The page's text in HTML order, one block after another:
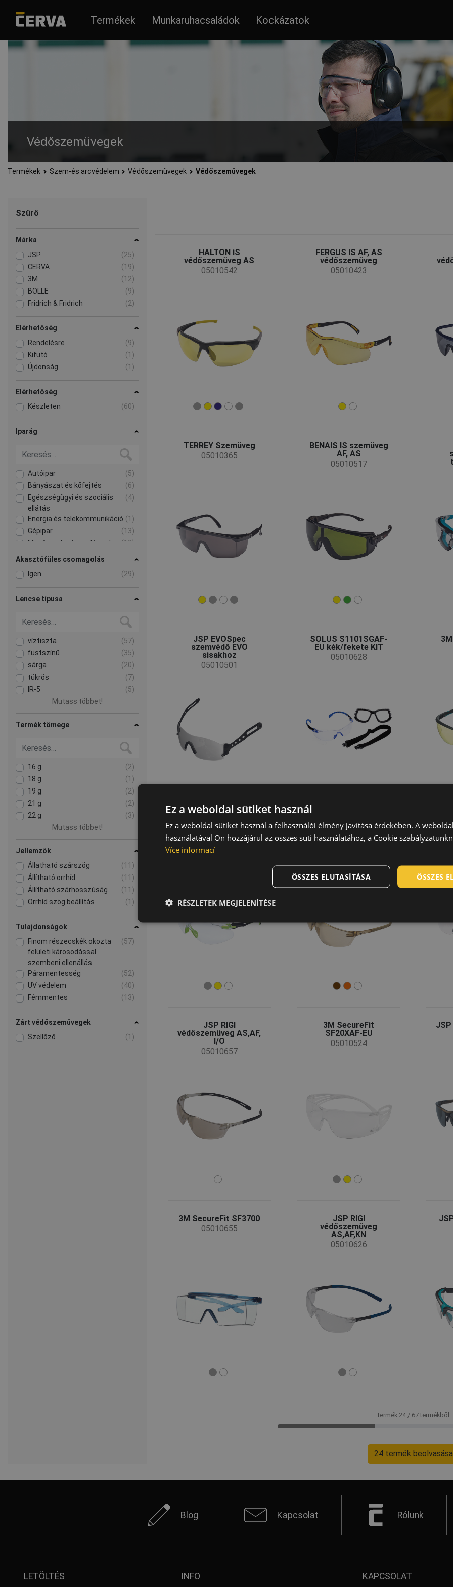
Termékek Munkaruhacsaládok Kockázatok
Védőszemüvegek
A védőszemüvegek megvédik a szemet a mechanikai sérülésektől és a veszélyes sugárzások ((UV, IR, kék fény) okozta
Termékek Szem-és arcvédelem Védőszemüvegek Védőszemüvegek
Szűrő
Márka
JSP
(25)
CERVA
(19)
3M
(12)
BOLLE
(9)
Fridrich & Fridrich
(2)
Elérhetőség
Rendelésre
(9)
Kifutó
(1)
Újdonság
(1)
Elérhetőség
Készleten
(60)
Iparág
Autóipar
(5)
Bányászat és kőfejtés
(6)
Egészségügyi és szociális
ellátás
(4)
Energia és telekommunikáció (1)
Gépipar
(13)
Mezőgazdaság, erdészet,
(12)
Nehézipar
Szállítás és logisztika
(2)
Építőipar
Akasztófüles csomagolás
Igen
(29)
Lencse típusa
víztiszta
(57)
füstszínű
(35)
sárga
(20)
tükrös
(7)
IR-5
(5)
Mutass többet!
Termék tömege
16 g
(2)
18 g
(1)
19 g
(2)
21 g
(2)
22 g
(3)
Mutass többet!
Jellemzők
Állatható szárszög
(11)
Állítható orrhíd
(11)
Állítható szárhosszúság
(11)
Orrhíd szög beállítás
(1)
Tulajdonságok
Finom részecskék okozta
felületi károsodással
szembeni ellenállás
(57)
Páramentesség
(52)
UV védelem
(40)
Fémmentes
(13)
Zárt védőszemüvegek
Szellőző
(1)
HALTON iS
védőszemüveg AS
05010542
FERGUS IS AF, AS
védőszemüveg
05010423
TERREY Szemüveg
05010365
BENAIS IS szemüveg
AF, AS
05010517
JSP EVOSpec
szemvédő EVO
sisakhoz
05010501
SOLUS S1101SGAF-
EU kék/fekete KIT
05010628
3M SOLUS 1000
védőszemüveg
05010550
JSP RIGI
védőszemüveg AS
JSP RIGI
védőszemüveg AS,AF,
I/O
05010657
3M SecureFit
SF20XAF-EU
05010524
JSP
3M SecureFit SF3700
05010655
JSP RIGI
védőszemüveg
AS,AF,KN
05010626
termék 24 / 67 termékből
24 termék beolvasása
Blog Kapcsolat Rólunk
LETÖLTÉS INFO KAPCSOLAT
Ez a weboldal sütiket használ
Ez a weboldal sütiket használ a felhasználói élmény javítása érdekében. A
használatával Ön hozzájárul az összes süti használatához, a Cookie
Více informací
ÖSSZES
ÖSSZES ELUTASÍTÁSA
RÉSZLETEK MEGJELENÍTÉSE